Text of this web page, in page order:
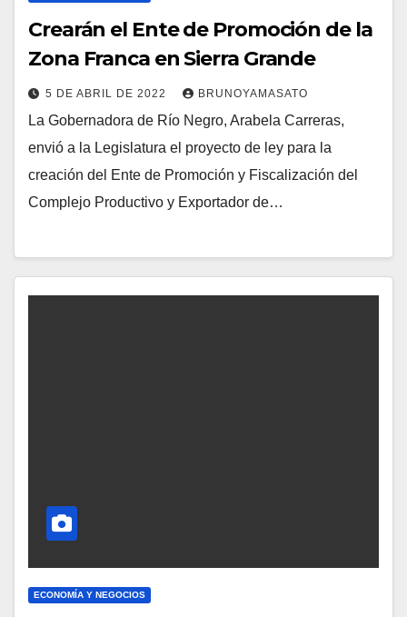
Crearán el Ente de Promoción de la
Zona Franca en Sierra Grande
5 DE ABRIL DE 2022 BRUNOYAMASATO
La Gobernadora de Río Negro, Arabela Carreras,
envió a la Legislatura el proyecto de ley para la
creación del Ente de Promoción y Fiscalización del
Complejo Productivo y Exportador de…
ECONOMÍA Y NEGOCIOS